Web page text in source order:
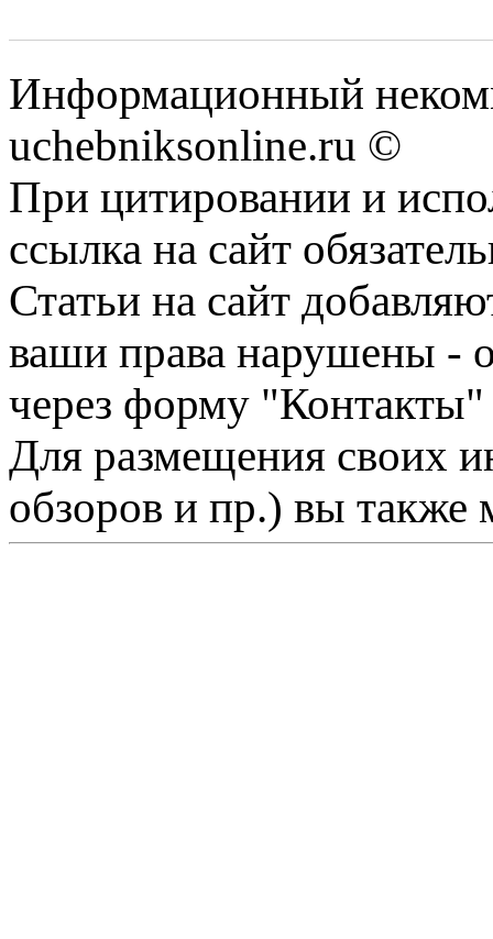
Информационный
uchebniksonline.ru ©
При цитировании и
ссылка на сайт
Статьи на сайт
ваши права нарушены -
через форму "Контакты"
Для размещения своих
обзоров и пр.) вы также